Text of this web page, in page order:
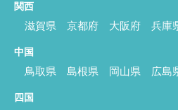
関西
滋賀県 京都府 大阪府 兵庫
中国
鳥取県 島根県 岡山県 広島
四国